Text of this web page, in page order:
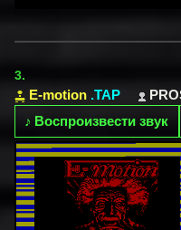
3.
E-motion .TAP
♪ Воспроизвести звук